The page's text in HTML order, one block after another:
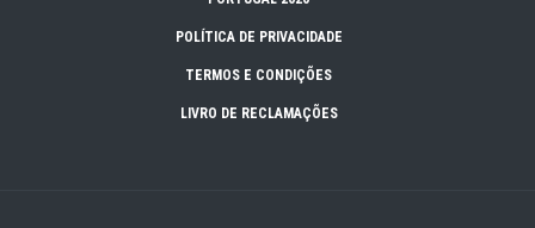
POLÍTICA DE PRIVACIDADE
TERMOS E CONDIÇÕES
LIVRO DE RECLAMAÇÕES